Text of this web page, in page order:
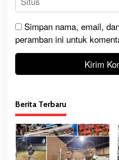
Simpan nama, email,
peramban ini untuk
Berita Terbaru